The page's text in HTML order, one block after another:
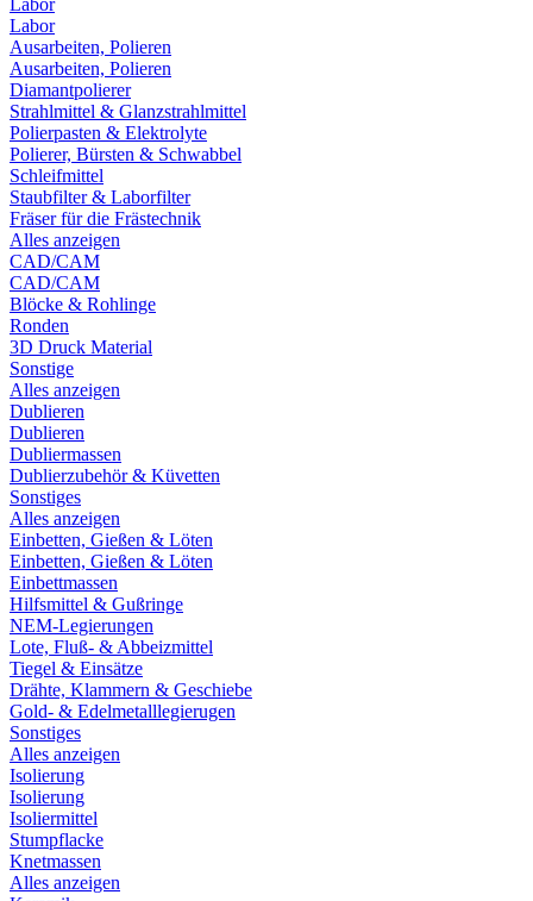
Labor
Labor
Ausarbeiten, Polieren
Ausarbeiten, Polieren
Diamantpolierer
Strahlmittel & Glanzstrahlmittel
Polierpasten & Elektrolyte
Polierer, Bürsten & Schwabbel
Schleifmittel
Staubfilter & Laborfilter
Fräser für die Frästechnik
Alles anzeigen
CAD/CAM
CAD/CAM
Blöcke & Rohlinge
Ronden
3D Druck Material
Sonstige
Alles anzeigen
Dublieren
Dublieren
Dubliermassen
Dublierzubehör & Küvetten
Sonstiges
Alles anzeigen
Einbetten, Gießen & Löten
Einbetten, Gießen & Löten
Einbettmassen
Hilfsmittel & Gußringe
NEM-Legierungen
Lote, Fluß- & Abbeizmittel
Tiegel & Einsätze
Drähte, Klammern & Geschiebe
Gold- & Edelmetalllegierugen
Sonstiges
Alles anzeigen
Isolierung
Isolierung
Isoliermittel
Stumpflacke
Knetmassen
Alles anzeigen